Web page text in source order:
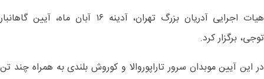
هیات اجرایی آدریان بزرگ تهران، آدینه ۱۶ آبان ماه، آیین گاهانبار
توجی، برگزار کرد.
در این آیین موبدان سرور تاراپوروالا و کوروش بلندی به همراه چند تن